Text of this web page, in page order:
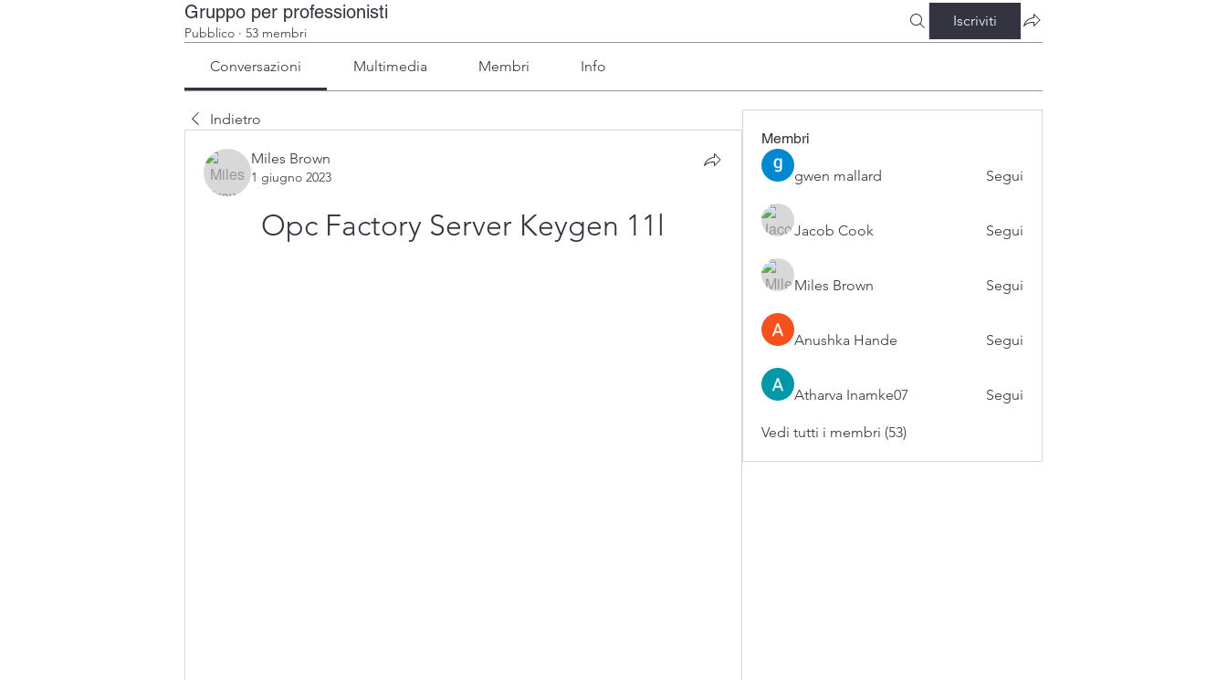
Gruppo per professionisti
Pubblico · 53 membri
Iscriviti
Conversazioni Multimedia Membri Info
Indietro
Miles Brown
1 giugno 2023
Opc Factory Server Keygen 11l
Membri
gwen mallard Segui
Jacob Cook Segui
Miles Brown Segui
Anushka Hande Segui
Atharva Inamke07 Segui
Vedi tutti i membri (53)